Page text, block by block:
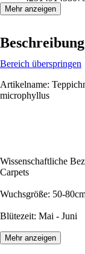
Mehr anzeigen
Beschreibung
Bereich überspringen
Artikelname:
microphyllus
Wissenschaftliche
Carpets
Wuchsgröße: 50-
Blütezeit: Mai - Juni
Mehr anzeigen